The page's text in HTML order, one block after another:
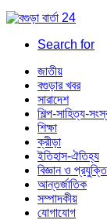
Search for
জাতীয়
বগুড়ার খবর
সারাদেশ
শিল্প-সাহিত্য-
শিক্ষা
ক্রীড়া
ইতিহাস-ঐতিহ্য
বিজ্ঞান ও প্রযুক্তি
আন্তর্জাতিক
সম্পাদকীয়
যোগাযোগ